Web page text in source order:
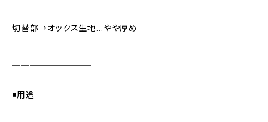
切替部→オックス生地…やや厚め
◾️用途